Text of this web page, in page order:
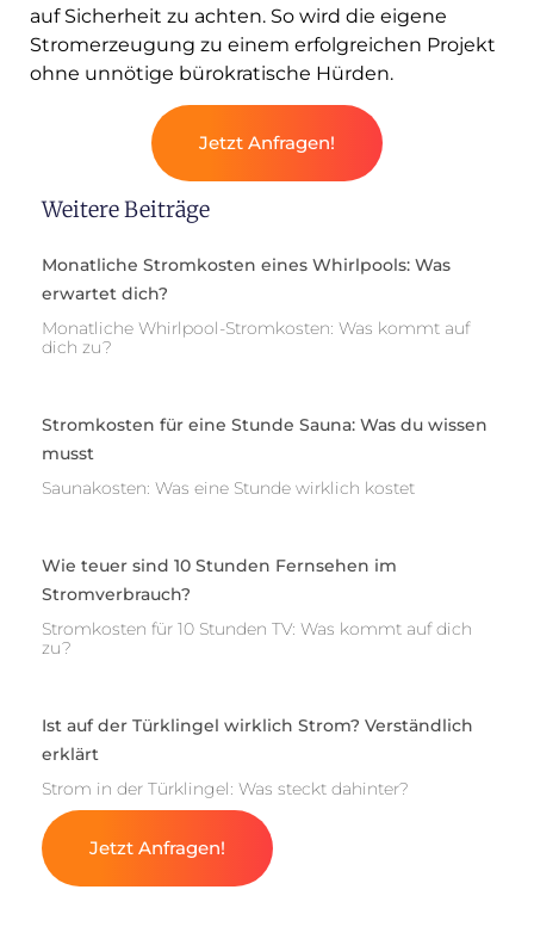
auf Sicherheit zu achten. So wird die eigene
Stromerzeugung zu einem erfolgreichen Projekt
ohne unnötige bürokratische Hürden.
Jetzt Anfragen!
Weitere Beiträge
Monatliche Stromkosten eines Whirlpools: Was
erwartet dich?
Monatliche Whirlpool-Stromkosten: Was kommt auf
dich zu?
Stromkosten für eine Stunde Sauna: Was du wissen
musst
Saunakosten: Was eine Stunde wirklich kostet
Wie teuer sind 10 Stunden Fernsehen im
Stromverbrauch?
Stromkosten für 10 Stunden TV: Was kommt auf dich
zu?
Ist auf der Türklingel wirklich Strom? Verständlich
erklärt
Strom in der Türklingel: Was steckt dahinter?
Jetzt Anfragen!